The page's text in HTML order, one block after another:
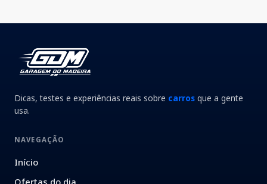
Dicas, testes e experiências reais sobre carros que a gente
usa.
NAVEGAÇÃO
Início
Ofertas do dia